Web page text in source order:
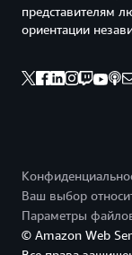
представителям
ориентации
Ваш выбор
Параметры
© Amazon Web